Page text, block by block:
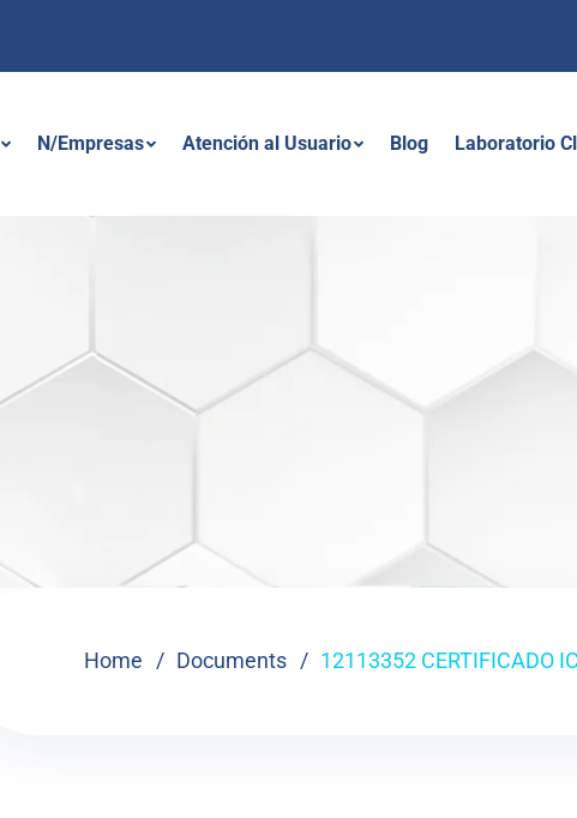
N/Empresas Atención al Usuario Blog Laboratorio
Home Documents 12113352 CERTIFICADO